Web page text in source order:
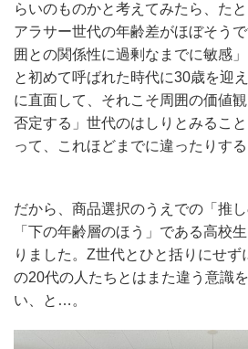
らいのものかと考えてみたら、た
アラサー世代の年齢差がほぼそう
囲との関係性に過剰なまでに敏感
と初めて呼ばれた時代に30歳を迎
に直面して、それこそ周囲の価値
否定する」世代のはしりとみるこ
って、これほどまでに違ったりする
だから、商品選択のうえでの「推
「下の年齢層のほう」である高校
りました。Z世代とひと括りにせず
の20代の人たちとはまた違う意識
い、と…。